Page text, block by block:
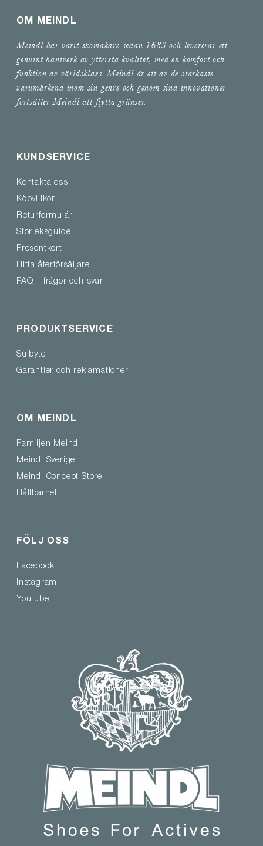
OM MEINDL
Meindl har varit skomakare sedan 1683 och levererar ett
genuint hantverk av yttersta kvalitet, med en komfort och
funktion av världsklass. Meindl är ett av de starkaste
varumärkena inom sin genre och genom sina innovationer
fortsätter Meindl att flytta gränser.
KUNDSERVICE
Kontakta oss
Köpvillkor
Returformulär
Storleksguide
Presentkort
Hitta återförsäljare
FAQ – frågor och svar
PRODUKTSERVICE
Sulbyte
Garantier och reklamationer
OM MEINDL
Familjen Meindl
Meindl Sverige
Meindl Concept Store
Hållbarhet
FÖLJ OSS
Facebook
Instagram
Youtube